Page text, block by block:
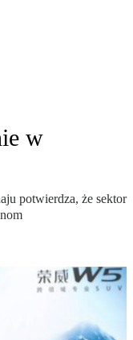
w
potwierdza, że sektor